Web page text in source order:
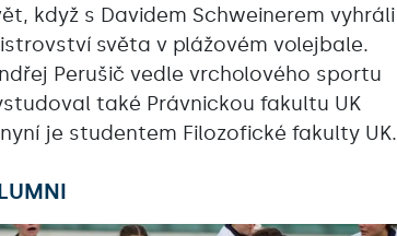
když s Davidem Schweinerem vyhráli
světa v plážovém volejbale.
Perušič vedle vrcholového sportu
také Právnickou fakultu UK
je studentem Filozofické fakulty UK.